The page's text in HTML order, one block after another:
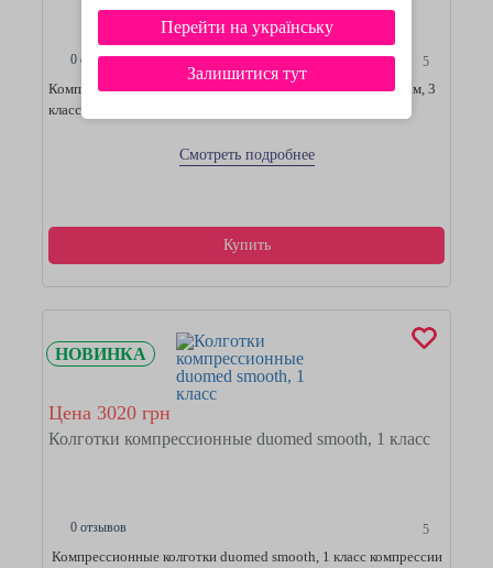
Перейти на українську
Залишитися тут
0 отзывов 5
Компрессионные колготки mediven plus с открытым носком, 3
класс
Смотреть подробнее
Купить
НОВИНКА
Цена 3020 грн
Колготки компрессионные duomed smooth, 1 класс
0 отзывов 5
Компрессионные колготки duomed smooth, 1 класс компрессии